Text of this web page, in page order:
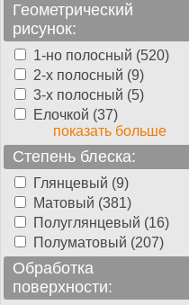
Геометрический
рисунок:
1-но полосный (520)
2-х полосный (9)
3-х полосный (5)
Елочкой (37)
показать больше
Степень блеска:
Глянцевый (9)
Матовый (381)
Полуглянцевый (16)
Полуматовый (207)
Обработка
поверхности:
и
Neuhofer
Белый
SF 279L,
Белый, 80 мм,
мм
376.20